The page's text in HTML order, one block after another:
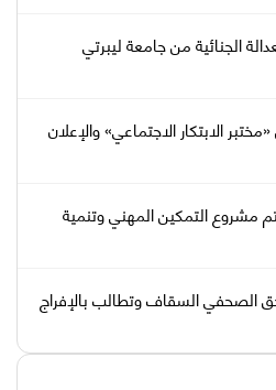
الجنائية من جامعة ليبرتي
الابتكار الاجتماعي» والإعلان
التمكين المهني وتنمية
الصحفي السقاف وتطالب بالإفراج